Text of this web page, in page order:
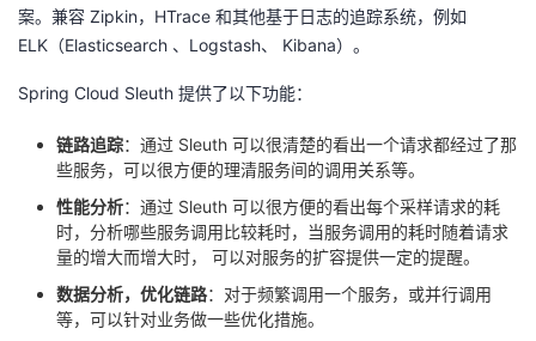
案。兼容 Zipkin，HTrace 和其他基于日志的追踪系统，例如
ELK（Elasticsearch 、Logstash、 Kibana）。
Spring Cloud Sleuth 提供了以下功能：
链路追踪：通过 Sleuth 可以很清楚的看出一个请求都经过了那
些服务，可以很方便的理清服务间的调用关系等。
性能分析：通过 Sleuth 可以很方便的看出每个采样请求的耗
时，分析哪些服务调用比较耗时，当服务调用的耗时随着请求
量的增大而增大时， 可以对服务的扩容提供一定的提醒。
数据分析，优化链路：对于频繁调用一个服务，或并行调用
等，可以针对业务做一些优化措施。